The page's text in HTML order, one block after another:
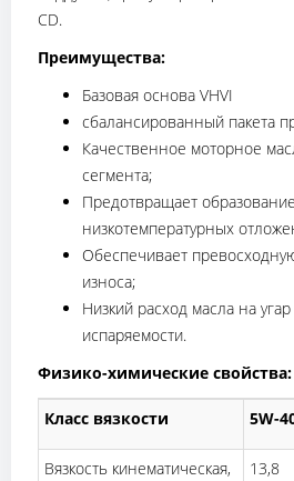
CD.
Преимущества:
Базовая основа VHVI
сбалансированный пакета
Качественное моторное
сегмента;
Предотвращает
низкотемпературных
Обеспечивает
износа;
Низкий расход масла на
испаряемости.
Физико-химические свойства:
Класс вязкости 5W-
Вязкость кинематическая,
13,8